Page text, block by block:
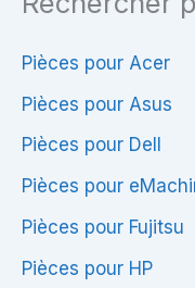
Pièces pour Acer
Pièces pour Asus
Pièces pour Dell
Pièces pour
Pièces pour Fujitsu
Pièces pour HP
|
AR10AN-
MB-
A01